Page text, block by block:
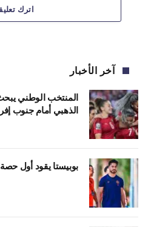
اترك
آخر الأخبار
المنتخب الوطني
الذهبي أمام جنوب
بوبيستا يقود أول